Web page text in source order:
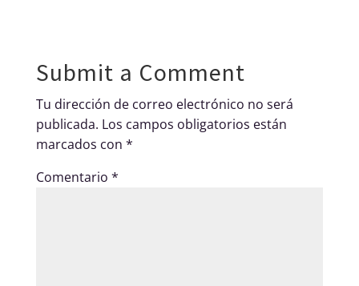
Submit a Comment
Tu dirección de correo electrónico no será
publicada. Los campos obligatorios están
marcados con *
Comentario *